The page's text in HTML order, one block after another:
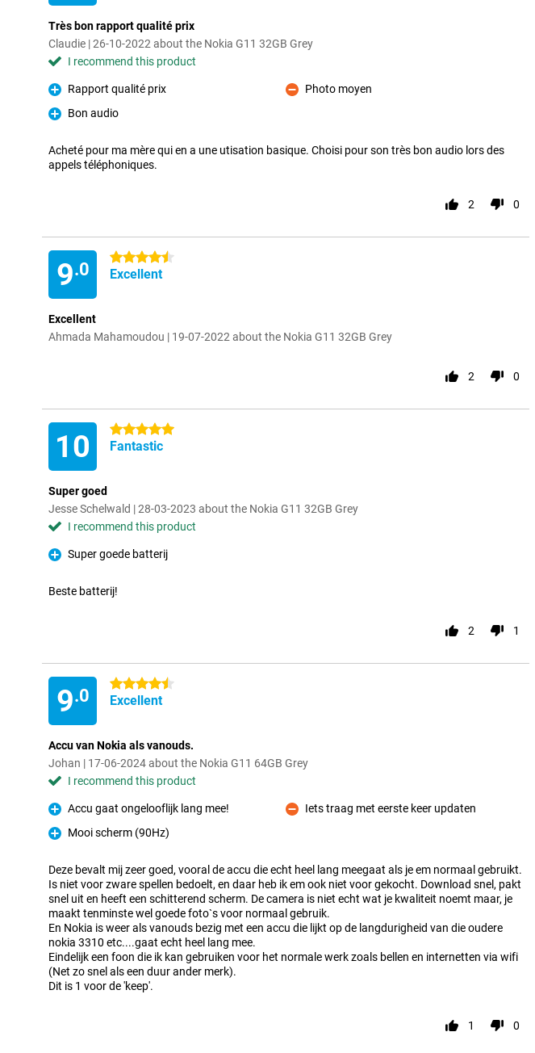
Très bon rapport qualité prix
Claudie | 26-10-2022 about the Nokia G11 32GB Grey
I recommend this product
Pro
Rapport qualité prix
Pro
Bon audio
Con
Photo moyen
Acheté pour ma mère qui en a une utisation basique. Choisi pour son très bon audio lors des
appels téléphoniques.
2 0
9.0
4.5 stars
Excellent
Excellent
Ahmada Mahamoudou | 19-07-2022 about the Nokia G11 32GB Grey
2 0
10 5 stars
Fantastic
Super goed
Jesse Schelwald | 28-03-2023 about the Nokia G11 32GB Grey
I recommend this product
Pro
Super goede batterij
Beste batterij!
2 1
9.0
4.5 stars
Excellent
Accu van Nokia als vanouds.
Johan | 17-06-2024 about the Nokia G11 64GB Grey
I recommend this product
Pro
Accu gaat ongelooflijk lang mee!
Pro
Mooi scherm (90Hz)
Con
Iets traag met eerste keer updaten
Deze bevalt mij zeer goed, vooral de accu die echt heel lang meegaat als je em normaal gebruikt.
Is niet voor zware spellen bedoelt, en daar heb ik em ook niet voor gekocht. Download snel, pakt
snel uit en heeft een schitterend scherm. De camera is niet echt wat je kwaliteit noemt maar, je
maakt tenminste wel goede foto`s voor normaal gebruik.
En Nokia is weer als vanouds bezig met een accu die lijkt op de langdurigheid van die oudere
nokia 3310 etc....gaat echt heel lang mee.
Eindelijk een foon die ik kan gebruiken voor het normale werk zoals bellen en internetten via wifi
(Net zo snel als een duur ander merk).
Dit is 1 voor de 'keep'.
1 0